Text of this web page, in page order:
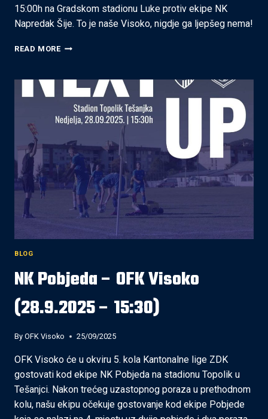
15:00h na Gradskom stadionu Luke protiv ekipe NK
Napredak Šije. To je naše Visoko, nigdje ga ljepšeg nema!
READ MORENK
OFK
(3:0)
BLOG
NK Pobjeda – OFK Visoko
(28.9.2025 – 15:30)
By OFK Visoko 25/09/2025
OFK Visoko će u okviru 5. kola Kantonalne lige ZDK
gostovati kod ekipe NK Pobjeda na stadionu Topolik u
Tešanjci. Nakon trećeg uzastopnog poraza u prethodnom
kolu, našu ekipu očekuje gostovanje kod ekipe Pobjede